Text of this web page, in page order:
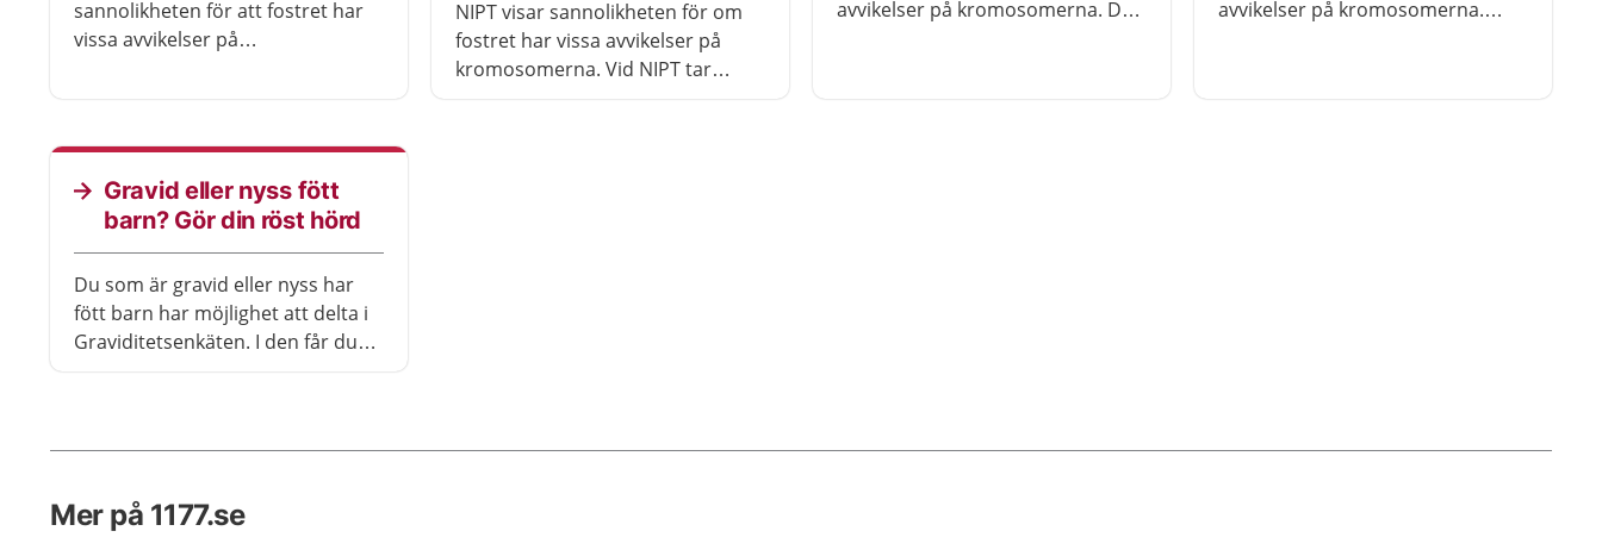
sannolikheten för att fostret har
vissa avvikelser på
kan inte ge helt säkra svar, bara
en uppskattning. Det kan behöva
kompletteras med andra prov för
NIPT visar sannolikheten för om
fostret har vissa avvikelser på
kromosomerna. Vid NIPT tar
avvikelser på kromosomerna. Det
avvikelser på kromosomerna.
Gravid eller nyss fött
barn? Gör din röst hörd
Du som är gravid eller nyss har
fött barn har möjlighet att delta i
Graviditetsenkäten. I den får du
förlossning. Du får också svara på
graviditet och förlossning är unik,
Mer på 1177.se